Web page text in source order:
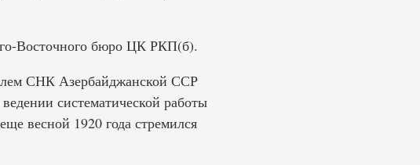
Восточного бюро ЦК РКП(б).
СНК Азербайджанской ССР
систематической работы
весной 1920 года стремился